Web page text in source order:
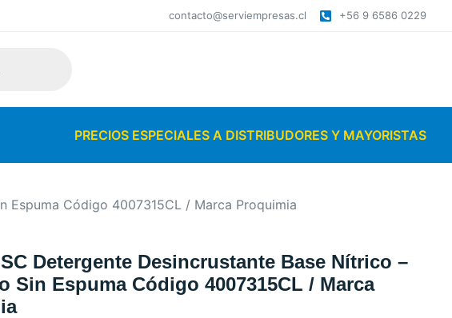
contacto@serviempresas.cl +56 9 6586 0229
PRECIOS ESPECIALES A DISTRIBUDORES Y MAYORISTAS
Espuma Código 4007315CL / Marca Proquimia
Detergente Desincrustante Base Nítrico –
Sin Espuma Código 4007315CL / Marca